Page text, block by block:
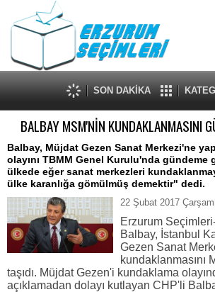
SON DAKİKA
BALBAY MSM'NİN KUNDAKLANMASINI
Balbay, Müjdat Gezen Sanat Merkezi'ne
olayını TBMM Genel Kurulu'nda gündeme
ülkede eğer sanat merkezleri
ülke karanlığa gömülmüş demektir" dedi.
22 Şubat 2017
Erzurum
Balbay, İstanbul
Gezen Sanat
kundaklanmasını
taşıdı. Müjdat Gezen'i kundaklama
açıklamadan dolayı kutlayan CHP'li